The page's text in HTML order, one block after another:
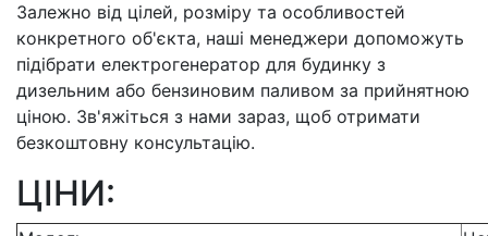
Залежно від цілей, розміру та особливостей
конкретного об'єкта, наші менеджери допоможуть
підібрати електрогенератор для будинку з
дизельним або бензиновим паливом за прийнятною
ціною. Зв'яжіться з нами зараз, щоб отримати
безкоштовну консультацію.
ЦІНИ: